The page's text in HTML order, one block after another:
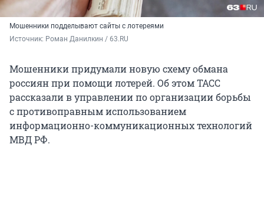
Мошенники подделывают сайты с лотереями
Источник: Роман Данилкин / 63.RU
Мошенники придумали новую схему обмана
россиян при помощи лотерей. Об этом ТАСС
рассказали в управлении по организации борьбы
с противоправным использованием
информационно-коммуникационных технологий
МВД РФ.